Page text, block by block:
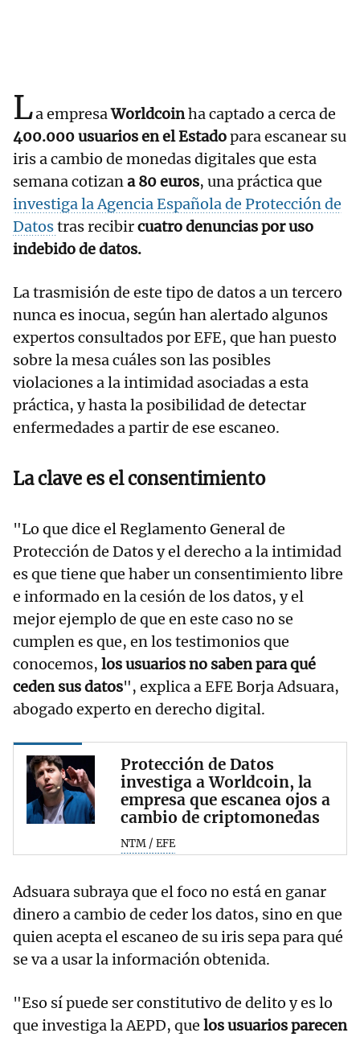
La empresaWorldcoinha captado a cerca de
400.000 usuarios en el Estadopara escanear su
iris a cambio de monedas digitales que esta
semana cotizana 80 euros, una práctica que
investiga la Agencia Española de Protección de
Datostras recibircuatro denuncias por uso
indebido de datos.
La trasmisión de este tipo de datos a un tercero
nunca es inocua, según han alertado algunos
expertos consultados por EFE, que han puesto
sobre la mesa cuáles son las posibles
violaciones a la intimidad asociadas a esta
práctica, y hasta la posibilidad de detectar
enfermedades a partir de ese escaneo.
La clave es el consentimiento
"Lo que dice el Reglamento General de
Protección de Datos y el derecho a la intimidad
es que tiene que haber un consentimiento libre
e informado en la cesión de los datos, y el
mejor ejemplo de que en este caso no se
cumplen es que, en los testimonios que
conocemos, los usuarios no saben para qué
ceden sus datos", explica a EFE Borja Adsuara,
abogado experto en derecho digital.
Protección de Datos
investiga a Worldcoin, la
empresa que escanea ojos a
cambio de criptomonedas
NTM / EFE
Adsuara subraya que el foco no está en ganar
dinero a cambio de ceder los datos, sino en que
quien acepta el escaneo de su iris sepa para qué
se va a usar la información obtenida.
"Eso sí puede ser constitutivo de delito y es lo
que investiga la AEPD, que los usuarios parecen